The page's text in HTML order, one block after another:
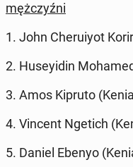
mężczyźni
1. John Cheruiy­ot
2. Huseyidin
3. Amos Kipruto
4. Vincent Ngetich
5. Daniel Ebenyo